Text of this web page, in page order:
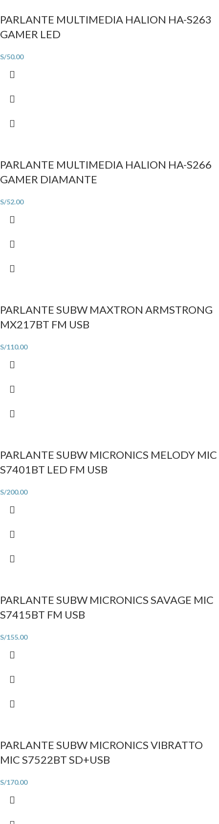
PARLANTE MULTIMEDIA HALION HA-S263
GAMER LED
S/50.00
PARLANTE MULTIMEDIA HALION HA-S266
GAMER DIAMANTE
S/52.00
PARLANTE SUBW MAXTRON ARMSTRONG
MX217BT FM USB
S/110.00
PARLANTE SUBW MICRONICS MELODY MIC
S7401BT LED FM USB
S/200.00
PARLANTE SUBW MICRONICS SAVAGE MIC
S7415BT FM USB
S/155.00
PARLANTE SUBW MICRONICS VIBRATTO
MIC S7522BT SD+USB
S/170.00